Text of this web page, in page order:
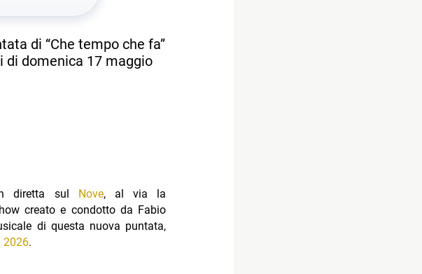
di “Che tempo che fa”
di domenica 17 maggio
diretta sul Nove, al via la
creato e condotto da Fabio
di questa nuova puntata,
2026.